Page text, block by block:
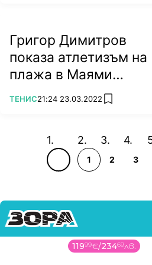
Григор Димитров
показа атлетизъм на
плажа в Маями
(ВИДЕО)
ПОВЕЧЕ ОТ
ТЕНИС21:24 23.03.2022 add favorites
1 2 3
11999€/23469лв.